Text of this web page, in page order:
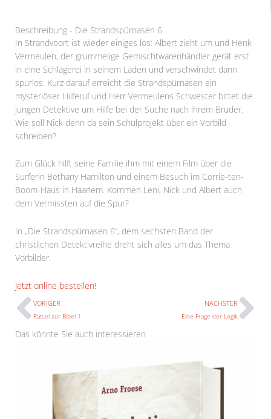
Beschreibung - Die Strandspürnasen 6
In Strandvoort ist wieder einiges los: Albert zieht um und Henk
Vermeulen, der grummelige Gemischtwarenhändler gerät erst
in eine Schlägerei in seinem Laden und verschwindet dann
spurlos. Kurz darauf erreicht die Strandspürnasen ein
mysteriöser Hilferuf und Herr Vermeulens Schwester bittet die
jungen Detektive um Hilfe bei der Suche nach ihrem Bruder.
Wie soll Nick denn da sein Schulprojekt über ein Vorbild
schreiben?
Zum Glück hilft seine Familie ihm mit einem Film über die
Surferin Bethany Hamilton und einem Besuch im Corrie-ten-
Boom-Haus in Haarlem. Kommen Leni, Nick und Albert auch
dem Vermissten auf die Spur?
In „Die Strandspürnasen 6“, dem sechsten Band der
christlichen Detektivreihe dreht sich alles um das Thema
Vorbilder.
Jetzt online bestellen!
Prev
VORIGER
Rätsel zur Bibel 1
NÄCHSTER
Eine Frage der Logik
Das könnte Sie auch interessieren